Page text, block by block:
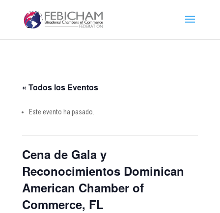
« Todos los Eventos
Este evento ha pasado.
Cena de Gala y
Reconocimientos Dominican
American Chamber of
Commerce, FL